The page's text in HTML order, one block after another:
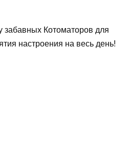
забавных Котоматоров для
настроения на весь день!